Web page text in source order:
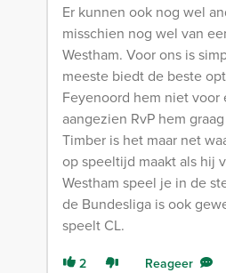
Er kunnen ook nog wel
misschien nog wel van
Westham. Voor ons is
meeste biedt de beste
Feyenoord hem niet voor
aangezien RvP hem
Timber is het maar net
op speeltijd maakt als hij
Westham speel je in de
de Bundesliga is ook
speelt CL.
2 Reageer